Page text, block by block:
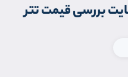
بررسی قیمت تتر